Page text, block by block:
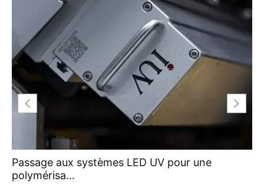
Passage aux systèmes LED UV pour une
polymérisa...